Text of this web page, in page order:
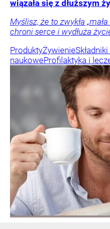
wiązała się z dłuższym
Myślisz, że to zwykła
chroni serce i wydłuża
ProduktyŻywienie
naukoweProfilaktyka i